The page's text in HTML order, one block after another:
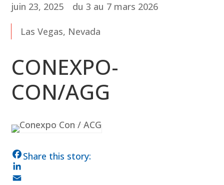
juin 23, 2025 du 3 au 7 mars 2026
Las Vegas, Nevada
CONEXPO-
CON/AGG
F
a
L